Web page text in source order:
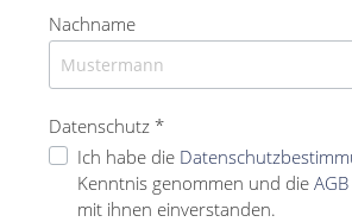
Nachname
Datenschutz *
Ich habe die
Kenntnis genommen und die AGB
mit ihnen einverstanden.